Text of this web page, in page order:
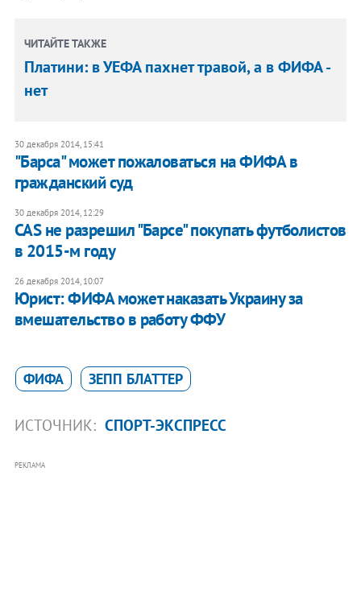
ЧИТАЙТЕ ТАКЖЕ
Платини: в УЕФА пахнет травой, а в ФИФА -
нет
30 декабря 2014, 15:41
"Барса" может пожаловаться на ФИФА в
гражданский суд
30 декабря 2014, 12:29
САS не разрешил "Барсе" покупать футболистов
в 2015-м году
26 декабря 2014, 10:07
Юрист: ФИФА может наказать Украину за
вмешательство в работу ФФУ
ФИФА ЗЕПП БЛАТТЕР
ИСТОЧНИК: СПОРТ-ЭКСПРЕСС
РЕКЛАМА